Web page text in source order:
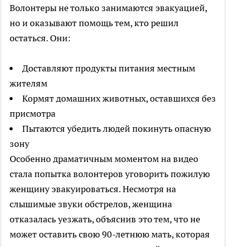
Волонтеры не только занимаются эвакуацией,
но и оказывают помощь тем, кто решил
остаться. Они:
Доставляют продукты питания местным
жителям
Кормят домашних животных, оставшихся без
присмотра
Пытаются убедить людей покинуть опасную
зону
Особенно драматичным моментом на видео
стала попытка волонтеров уговорить пожилую
женщину эвакуироваться. Несмотря на
слышимые звуки обстрелов, женщина
отказалась уезжать, объяснив это тем, что не
может оставить свою 90-летнюю мать, которая